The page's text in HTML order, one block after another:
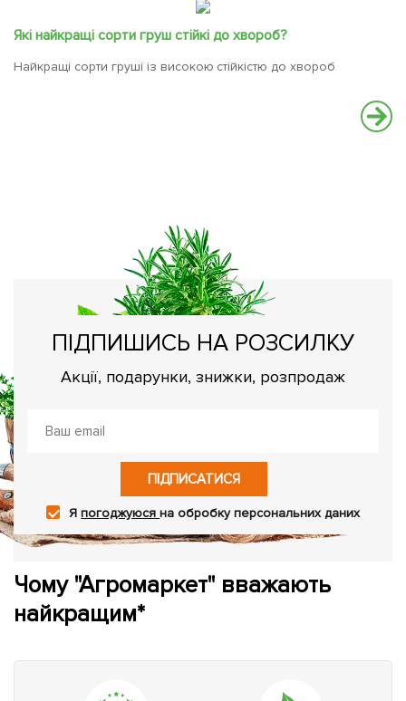
Які найкращі сорти груш стійкі до хвороб?
Найкращі сорти груші із високою стійкістю до хвороб
ПІДПИШИСЬ НА РОЗСИЛКУ
Акції, подарунки, знижки, розпродаж
ПІДПИСАТИСЯ
Япогоджуюсяна обробку персональних даних
Чому "Агромаркет" вважають
найкращим*